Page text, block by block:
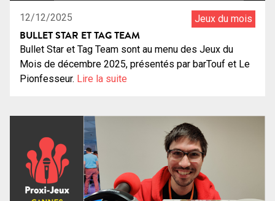
12/12/2025 Jeux du mois
BULLET STAR ET TAG TEAM
Bullet Star et Tag Team sont au menu des Jeux du
Mois de décembre 2025, présentés par barTouf et Le
Pionfesseur. Lire la suite